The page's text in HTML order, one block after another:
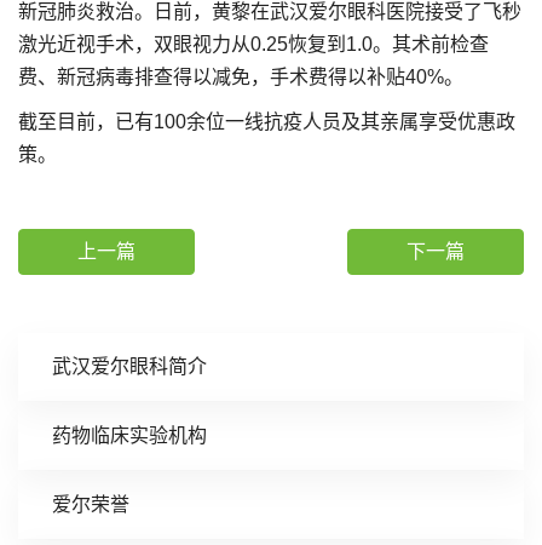
武汉爱尔眼科简介
药物临床实验机构
爱尔荣誉
新冠肺炎救治。日前，黄黎在武汉爱尔眼科医院接受了飞秒
激光近视手术，双眼视力从0.25恢复到1.0。其术前检查
费、新冠病毒排查得以减免，手术费得以补贴40%。
截至目前，已有100余位一线抗疫人员及其亲属享受优惠政
策。
上一篇 下一篇